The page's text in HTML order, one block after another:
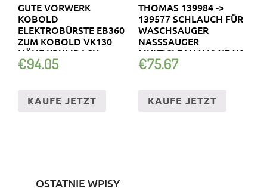
GUTE VORWERK
KOBOLD
ELEKTROBÜRSTE EB360
ZUM KOBOLD VK130
NÄHE KRUMBACH
€94.05
KAUFE JETZT
THOMAS 139984 ->
139577 SCHLAUCH FÜR
WASCHSAUGER
NASSSAUGER
MULTICLEAN X10 X7 X8
€75.67
KAUFE JETZT
OSTATNIE WPISY